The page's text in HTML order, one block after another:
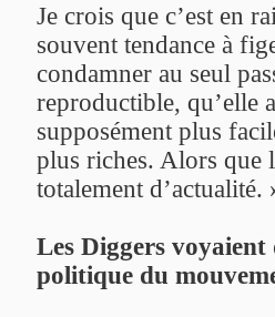
Je crois que c’est en
souvent tendance à
condamner au seul
reproductible, qu’elle
supposément plus
plus riches. Alors que
totalement d’actualité.
Les Diggers
politique du